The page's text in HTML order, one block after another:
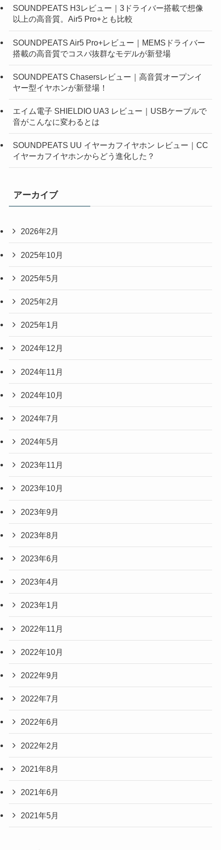
SOUNDPEATS H3レビュー｜3ドライバー搭載で想像
以上の高音質。Air5 Pro+とも比較
SOUNDPEATS Air5 Pro+レビュー｜MEMSドライバー
搭載の高音質でコスパ抜群なモデルが新登場
SOUNDPEATS Chasersレビュー｜高音質オープンイ
ヤー型イヤホンが新登場！
エイム電子 SHIELDIO UA3 レビュー｜USBケーブルで
音がこんなに変わるとは
SOUNDPEATS UU イヤーカフイヤホン レビュー｜CC
イヤーカフイヤホンからどう進化した？
アーカイブ
2026年2月
2025年10月
2025年5月
2025年2月
2025年1月
2024年12月
2024年11月
2024年10月
2024年7月
2024年5月
2023年11月
2023年10月
2023年9月
2023年8月
2023年6月
2023年4月
2023年1月
2022年11月
2022年10月
2022年9月
2022年7月
2022年6月
2022年2月
2021年8月
2021年6月
2021年5月